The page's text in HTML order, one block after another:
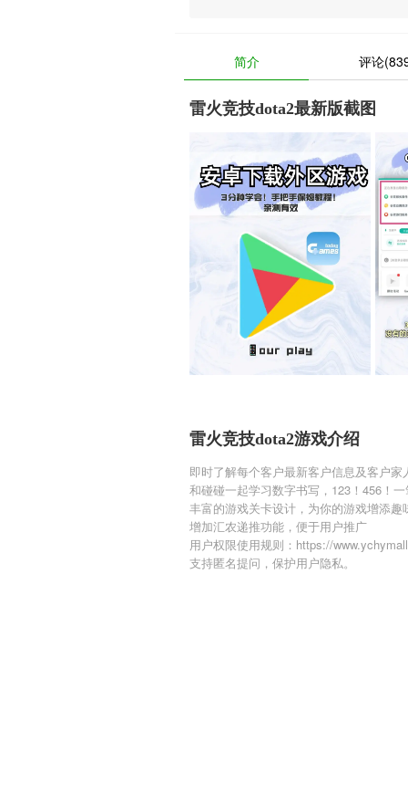
简介 评论
雷火竞技dota2最新版截图
雷火竞技dota2游戏介绍
即时了解每个客户最新客户信息及客户家
和碰碰一起学习数字书写，123！456！
丰富的游戏关卡设计，为你的游戏增添趣
增加汇农递推功能，便于用户推广
用户权限使用规则：https://
支持匿名提问，保护用户隐私。